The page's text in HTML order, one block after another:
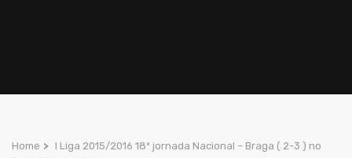
Home > I Liga 2015/2016 18ª jornada Nacional – Braga ( 2-3 ) no